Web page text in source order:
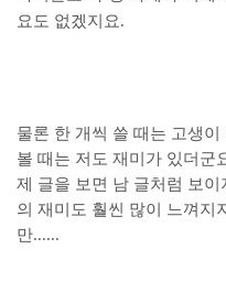
요도 없겠지요.
물론 한 개씩 쓸 때는 고생
볼 때는 저도 재미가 있더군
제 글을 보면 남 글처럼 보
의 재미도 훨씬 많이 느껴지
만......